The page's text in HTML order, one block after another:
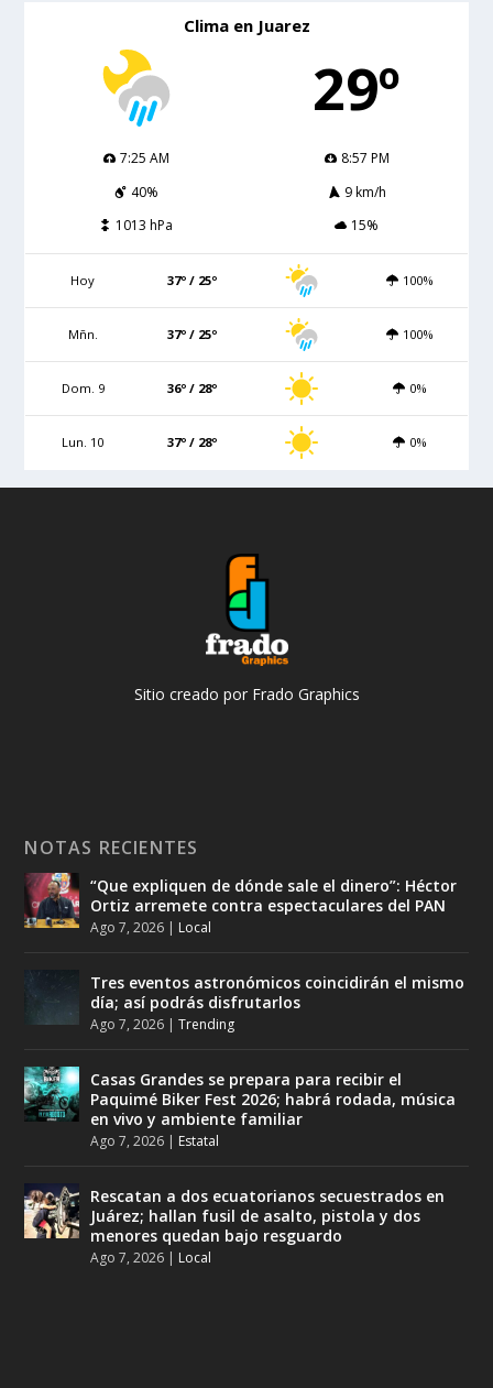
Clima en Juarez
29º
7:25 AM
8:57 PM
40%
9 km/h
1013 hPa
15%
Hoy 37º / 25º 100%
Mñn. 37º / 25º 100%
Dom. 9 36º / 28º 0%
Lun. 10 37º / 28º 0%
Sitio creado por Frado Graphics
NOTAS RECIENTES
“Que expliquen de dónde sale el dinero”: Héctor
Ortiz arremete contra espectaculares del PAN
Ago 7, 2026 | Local
Tres eventos astronómicos coincidirán el mismo
día; así podrás disfrutarlos
Ago 7, 2026 |Trending
Casas Grandes se prepara para recibir el
Paquimé Biker Fest 2026; habrá rodada, música
en vivo y ambiente familiar
Ago 7, 2026 | Estatal
Rescatan a dos ecuatorianos secuestrados en
Juárez; hallan fusil de asalto, pistola y dos
menores quedan bajo resguardo
Ago 7, 2026 | Local